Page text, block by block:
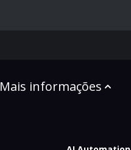
Mais informações